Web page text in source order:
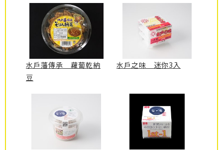
水戶藩傳承 蘿蔔乾納
豆
水戶之味 迷你3入